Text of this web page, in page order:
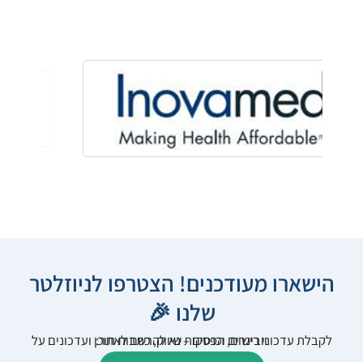
הישארו מעודכנים! הצטרפו לניוזלטר
שלנו 🎉
לקבלת עדכוני רישום, הפסקות שיווק, כתבות תוכן ועדכונים על וובינרים וכנסים – נא להרשם לאתר: